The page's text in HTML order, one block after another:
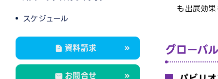
スケジュール
資料請求
お問合せ
も出展効
グローバ